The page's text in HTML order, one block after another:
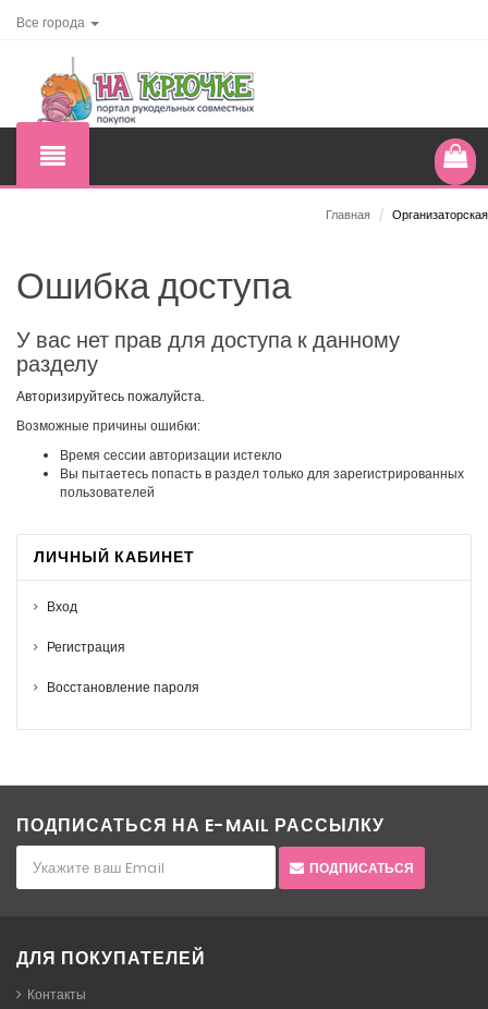
Все города
Главная / Организаторская
Ошибка доступа
У вас нет прав для доступа к данному
разделу
Авторизируйтесь пожалуйста.
Возможные причины ошибки:
Время сессии авторизации истекло
Вы пытаетесь попасть в раздел только для зарегистрированных
пользователей
ЛИЧНЫЙ КАБИНЕТ
Вход
Регистрация
Восстановление пароля
ПОДПИСАТЬСЯ НА E-MAIL РАССЫЛКУ
ПОДПИСАТЬСЯ
ДЛЯ ПОКУПАТЕЛЕЙ
Контакты